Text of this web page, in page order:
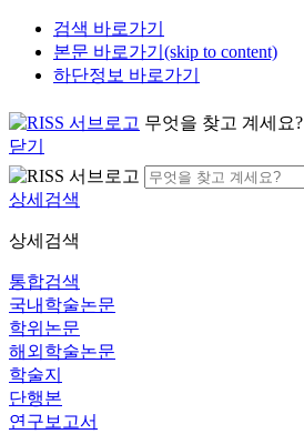
검색 바로가기
본문 바로가기(skip to content)
하단정보 바로가기
무엇을 찾고 계세요?
닫기
상세검색
상세검색
통합검색
국내학술논문
학위논문
해외학술논문
학술지
단행본
연구보고서